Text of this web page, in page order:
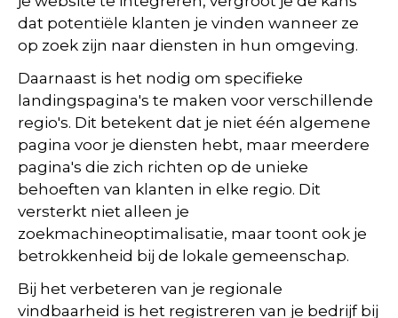
dat potentiële klanten je vinden wanneer ze
op zoek zijn naar diensten in hun omgeving.
Daarnaast is het nodig om specifieke
landingspagina's te maken voor verschillende
regio's. Dit betekent dat je niet één algemene
pagina voor je diensten hebt, maar meerdere
pagina's die zich richten op de unieke
behoeften van klanten in elke regio. Dit
versterkt niet alleen je
zoekmachineoptimalisatie, maar toont ook je
betrokkenheid bij de lokale gemeenschap.
Bij het verbeteren van je regionale
vindbaarheid is het registreren van je bedrijf bij